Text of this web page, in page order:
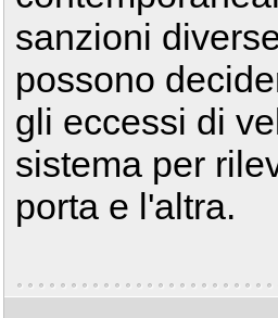
sanzioni
possono
gli eccessi di
sistema per
porta e l'altra.